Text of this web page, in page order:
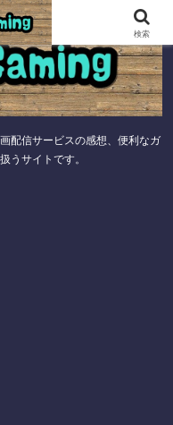
配信サービスの感想、便利なガ
うサイトです。
検索